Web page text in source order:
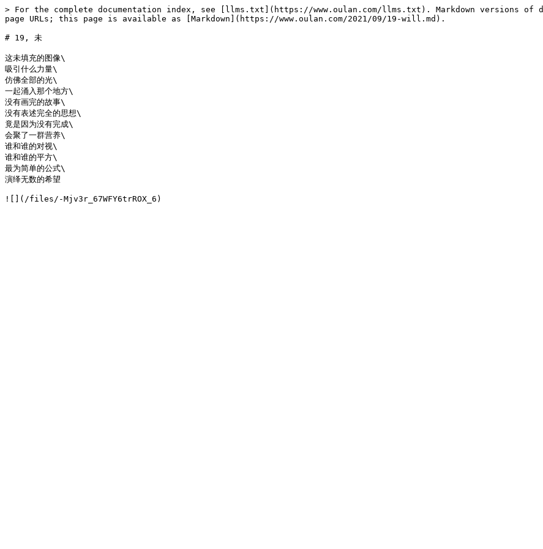
> For the complete documentation index, see [llms.txt](https://www.oulan.com/llms.txt). Markdown versions of
page URLs; this page is available as [Markdown](https://www.oulan.com/2021/09/19-will.md).
# 19, 未
这未填充的图像\
吸引什么力量\
仿佛全部的光\
一起涌入那个地方\
没有画完的故事\
没有表述完全的思想\
竟是因为没有完成\
会聚了一群营养\
谁和谁的对视\
谁和谁的平方\
最为简单的公式\
演绎无数的希望